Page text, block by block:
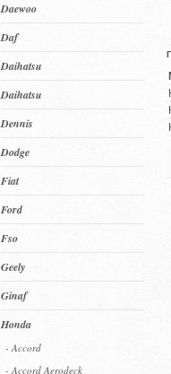
Daewoo
Daf
Daihatsu
Daihatsu
Dennis
Dodge
Fiat
Ford
Fso
Geely
Ginaf
Honda
- Accord
- Accord Aerodeck